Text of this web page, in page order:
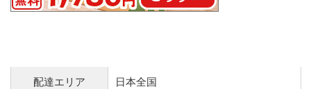
配達エリア 日本全国